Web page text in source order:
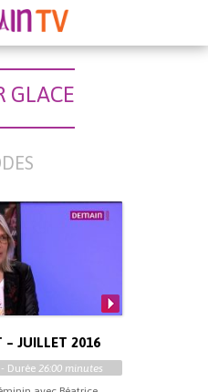
GLACE
– JUILLET 2016
- Durée 26:00 minutes